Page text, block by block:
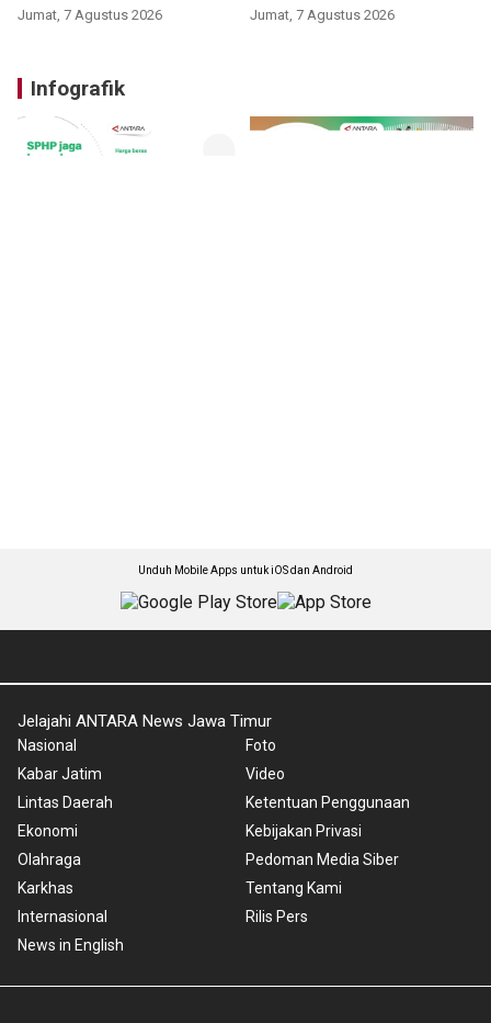
Jumat, 7 Agustus 2026 Jumat, 7 Agustus 2026
Infografik
Unduh Mobile Apps untuk iOS dan Android
Jelajahi ANTARA News Jawa Timur
Nasional
Kabar Jatim
Lintas Daerah
Ekonomi
Olahraga
Karkhas
Internasional
News in English
Foto
Video
Ketentuan Penggunaan
Kebijakan Privasi
Pedoman Media Siber
Tentang Kami
Rilis Pers